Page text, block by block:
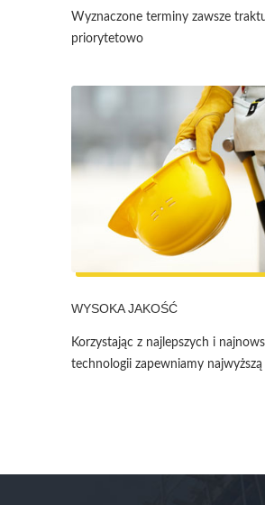
Wyznaczone terminy zawsze
priorytetowo
WYSOKA JAKOŚĆ
Korzystając z najlepszych i
technologii zapewniamy